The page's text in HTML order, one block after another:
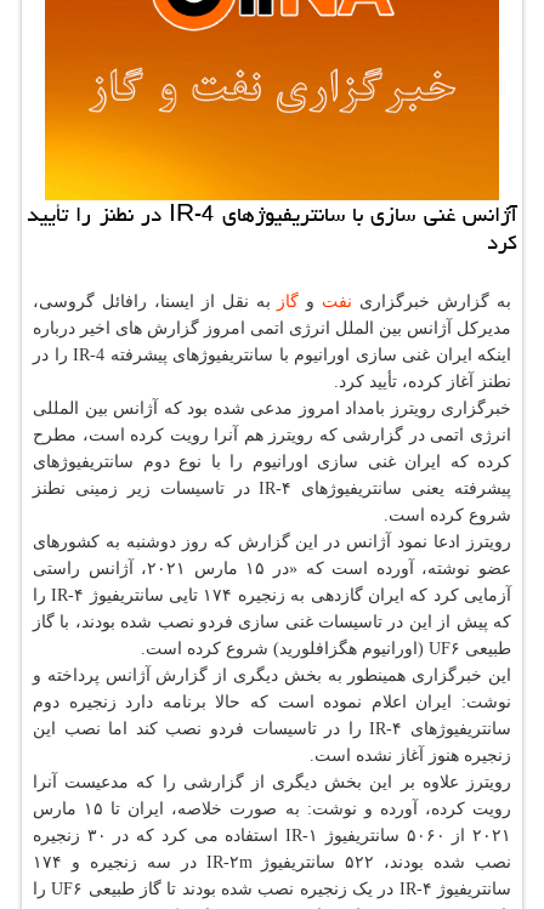
آژانس غنی سازی با سانتریفیوژهای IR-4 در نطنز را تأیید
كرد
به گزارش خبرگزاری نفت و گاز
به نقل از ایسنا، رافائل گروسی،
مدیرکل آژانس بین الملل انرژی اتمی امروز گزارش های اخیر درباره
اینکه ایران غنی سازی اورانیوم با سانتریفیوژهای پیشرفته IR-4 را در
نطنز آغاز کرده، تأیید کرد.
خبرگزاری رویترز بامداد امروز مدعی شده بود که آژانس بین المللی
انرژی اتمی در گزارشی که رویترز هم آنرا رویت کرده است، مطرح
کرده که ایران غنی سازی اورانیوم را با نوع دوم سانتریفیوژهای
پیشرفته یعنی سانتریفیوژهای IR-۴ در تاسیسات زیر زمینی نطنز
شروع کرده است.
رویترز ادعا نمود آژانس در این گزارش که روز دوشنبه به کشورهای
عضو نوشته، آورده است که «در ۱۵ مارس ۲۰۲۱، آژانس راستی
آزمایی کرد که ایران گازدهی به زنجیره ۱۷۴ تایی سانتریفیوژ IR-۴ را
که پیش از این در تاسیسات غنی سازی فردو نصب شده بودند، با گاز
طبیعی UF۶ (اورانیوم هگزافلورید) شروع کرده است.
این خبرگزاری همینطور به بخش دیگری از گزارش آژانس پرداخته و
نوشت: ایران اعلام نموده است که حالا برنامه دارد زنجیره دوم
سانتریفیوژهای IR-۴ را در تاسیسات فردو نصب کند اما نصب این
زنجیره هنوز آغاز نشده است.
رویترز علاوه بر این بخش دیگری از گزارشی را که مدعیست آنرا
رویت کرده، آورده و نوشت: به صورت خلاصه، ایران تا ۱۵ مارس
۲۰۲۱ از ۵۰۶۰ سانتریفیوژ IR-۱ استفاده می کرد که در ۳۰ زنجیره
نصب شده بودند، ۵۲۲ سانتریفیوژ IR-۲m در سه زنجیره و ۱۷۴
سانتریفیوژ IR-۴ در یک زنجیره نصب شده بودند تا گاز طبیعی UF۶ را